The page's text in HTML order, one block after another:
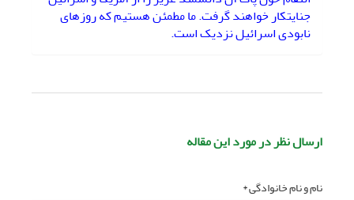
جنایتکار خواهند گرفت. ما مطمئن هستیم که روزهای
نابودی اسرائیل نزدیک است.
ارسال نظر در مورد این مقاله
نام و نام خانوادگی *